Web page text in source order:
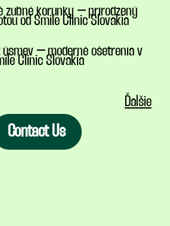
zubné korunky – prirodzený
od Smile Clinic Slovakia
– moderné ošetrenia v
Clinic Slovakia
Ďalšie
Contact Us